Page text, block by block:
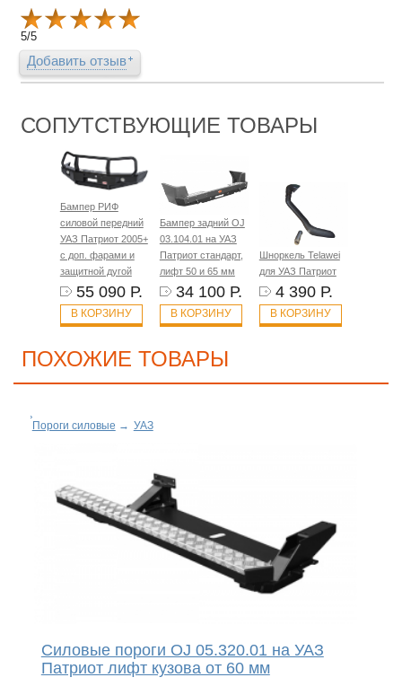
5/5
Добавить отзыв
СОПУТСТВУЮЩИЕ ТОВАРЫ
Бампер РИФ
силовой передний
УАЗ Патриот 2005+
с доп. фарами и
защитной дугой
55 090 Р.
В КОРЗИНУ
Бампер задний OJ
03.104.01 на УАЗ
Патриот стандарт,
лифт 50 и 65 мм
34 100 Р.
В КОРЗИНУ
Шноркель Telawei
для УАЗ Патриот
4 390 Р.
В КОРЗИНУ
ПОХОЖИЕ ТОВАРЫ
Пороги силовые → УАЗ
Силовые пороги OJ 05.320.01 на УАЗ
Патриот лифт кузова от 60 мм